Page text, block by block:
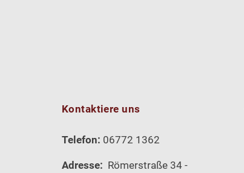
Kontaktiere uns
Telefon: 06772 1362
Adresse: Römerstraße 34 -